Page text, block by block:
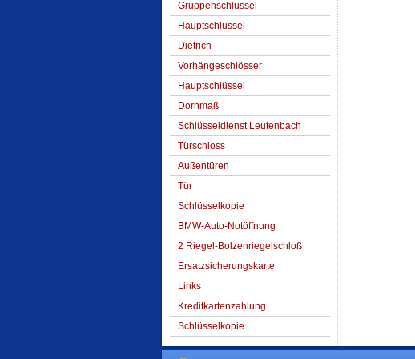
Gruppenschlüssel
Hauptschlüssel
Dietrich
Vorhängeschlösser
Hauptschlüssel
Dornmaß
Schlüsseldienst Leutenbach
Türschloss
Außentüren
Tür
Schlüsselkopie
BMW-Auto-Notöffnung
2 Riegel-Bolzenriegelschloß
Ersatzsicherungskarte
Links
Kreditkartenzahlung
Schlüsselkopie